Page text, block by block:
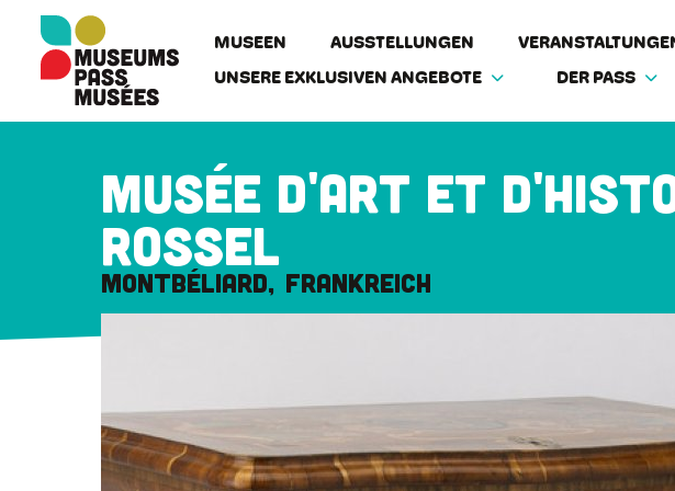
Direkt
Inhalt
MUSEEN AUSSTELLUNGEN
UNSERE EXKLUSIVEN ANGEBOTE
DER PASS
Musée d'Art et
Rossel
Montbéliard Frankreich
Cookie-Einstellungen